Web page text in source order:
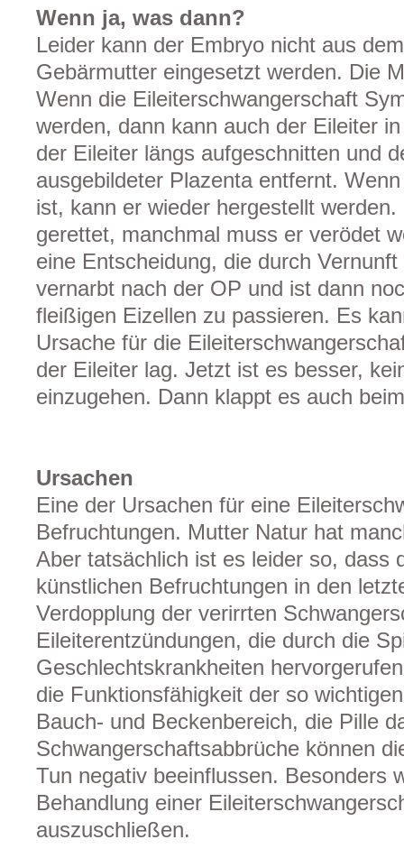
Wenn ja, was dann?
Leider kann der Embryo nicht aus
Gebärmutter eingesetzt werden. Die
Wenn die Eileiterschwangerschaft
werden, dann kann auch der Eileiter
der Eileiter längs aufgeschnitten und
ausgebildeter Plazenta entfernt.
ist, kann er wieder hergestellt
gerettet, manchmal muss er verödet
eine Entscheidung, die durch
vernarbt nach der OP und ist dann
fleißigen Eizellen zu passieren. Es
Ursache für die
der Eileiter lag. Jetzt ist es besser,
einzugehen. Dann klappt es auch
Ursachen
Eine der Ursachen für eine
Befruchtungen. Mutter Natur hat
Aber tatsächlich ist es leider so, dass
künstlichen Befruchtungen in den
Verdopplung der verirrten
Eileiterentzündungen, die durch die
Geschlechtskrankheiten
die Funktionsfähigkeit der so
Bauch- und Beckenbereich, die Pille
Schwangerschaftsabbrüche können
Tun negativ beeinflussen. Besonders
Behandlung einer
auszuschließen.